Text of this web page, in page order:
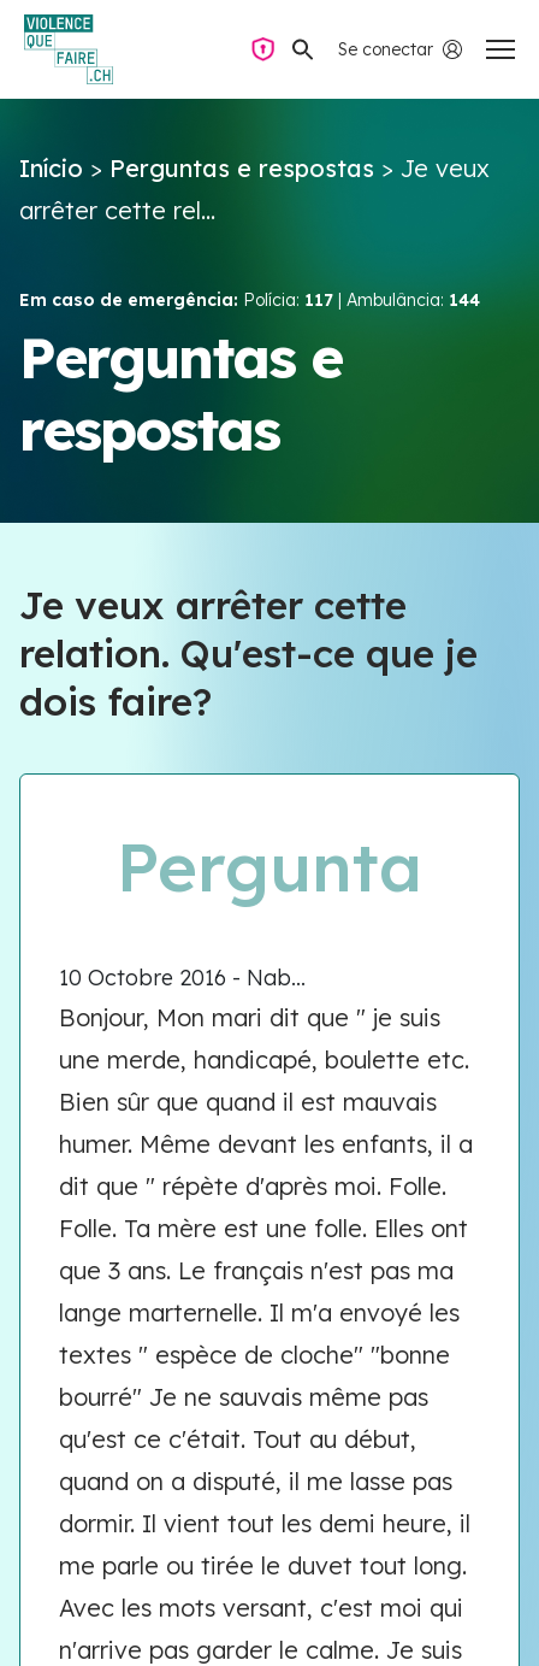
Se conectar
Perguntas e respostas
Violência no casal
Recursos e campanhas
Équipe VIOLENCE QUE FAIRE
Meet our team
Navegação privada
Início > Perguntas e respostas > Je veux
arrêter cette rel...
Em caso de emergência: Polícia: 117 | Ambulância: 144
Perguntas e
respostas
Je veux arrêter cette
relation. Qu'est-ce que je
dois faire?
Pergunta
10 Octobre 2016 - Nab...
Bonjour, Mon mari dit que " je suis
une merde, handicapé, boulette etc.
Bien sûr que quand il est mauvais
humer. Même devant les enfants, il a
dit que " répète d'après moi. Folle.
Folle. Ta mère est une folle. Elles ont
que 3 ans. Le français n'est pas ma
lange marternelle. Il m'a envoyé les
textes " espèce de cloche" "bonne
bourré" Je ne sauvais même pas
qu'est ce c'était. Tout au début,
quand on a disputé, il me lasse pas
dormir. Il vient tout les demi heure, il
me parle ou tirée le duvet tout long.
Avec les mots versant, c'est moi qui
n'arrive pas garder le calme. Je suis